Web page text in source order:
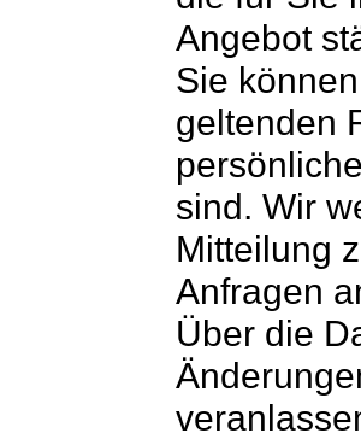
Angebot
Sie
geltenden
sind. Wir
Mitteilung
Anfragen
Über die